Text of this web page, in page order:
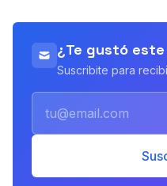
¿Te gustó
Suscribite para